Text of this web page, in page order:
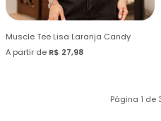
Muscle Tee Lisa Laranja Candy
A partir de R$ 27,98
Página 1 de